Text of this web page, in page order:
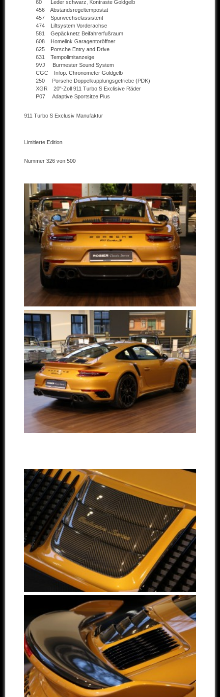
Andere Marken
Verkaufte Fahrzeuge
Kontakt
Impressum
Datenschutz
60 Leder schwarz, Kontraste Goldgelb
456 Abstandsregeltempostat
457 Spurwechselassistent
474 Liftsystem Vorderachse
581 Gepäcknetz Beifahrerfußraum
608 Homelink Garagentoröffner
625 Porsche Entry and Drive
631 Tempolimitanzeige
9VJ Burmester Sound System
CGC Infop. Chronometer Goldgelb
250 Porsche Doppelkupplungsgetriebe (PDK)
XGR 20"-Zoll 911 Turbo S Exclisive Räder
P07 Adaptive Sportsitze Plus
911 Turbo S Exclusiv Manufaktur
Limitierte Edition
Nummer 326 von 500